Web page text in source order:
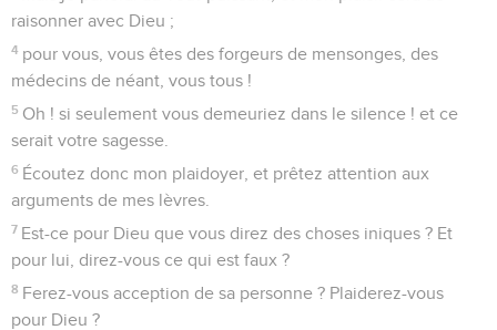
raisonner avec Dieu ;
4 pour vous, vous êtes des forgeurs de mensonges, des
médecins de néant, vous tous !
5 Oh ! si seulement vous demeuriez dans le silence ! et ce
serait votre sagesse.
6 Écoutez donc mon plaidoyer, et prêtez attention aux
arguments de mes lèvres.
7 Est-ce pour Dieu que vous direz des choses iniques ? Et
pour lui, direz-vous ce qui est faux ?
8 Ferez-vous acception de sa personne ? Plaiderez-vous
pour Dieu ?